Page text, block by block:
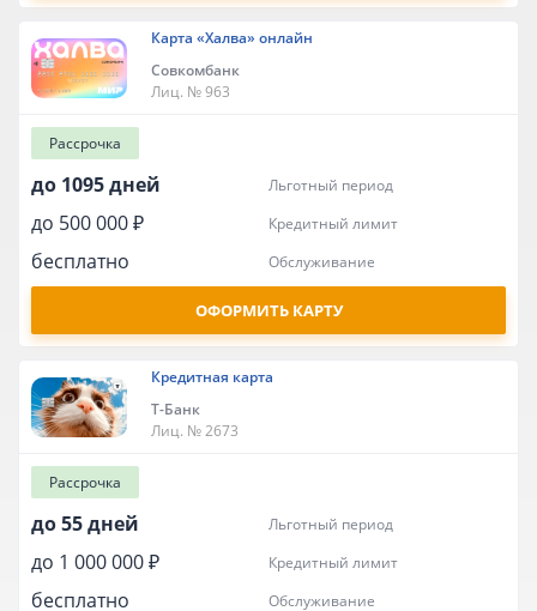
Карта «Халва» онлайн
Совкомбанк
Лиц. № 963
Рассрочка
до 1095 дней льготный период
до 500 000 ₽ кредитный лимит
бесплатно обслуживание
ОФОРМИТЬ КАРТУ
Кредитная карта
Т-Банк
Лиц. № 2673
Рассрочка
до 55 дней льготный период
до 1 000 000 ₽ кредитный лимит
бесплатно обслуживание